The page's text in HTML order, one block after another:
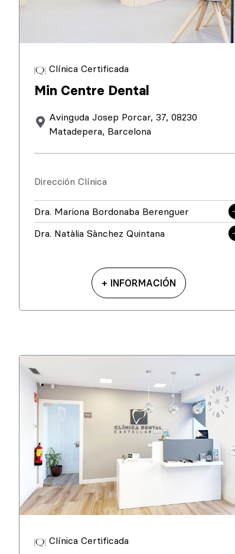
Clínica Certificada
Min Centre Dental
Avinguda Josep Porcar, 37, 08230
Matadepera, Barcelona
Dirección Clínica
Dra. Mariona Bordonaba Berenguer
Dra. Natàlia Sànchez Quintana
+ INFORMACIÓN
Clínica Certificada